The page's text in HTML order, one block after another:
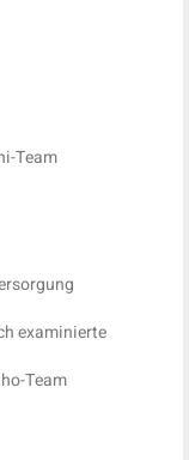
Team
examinierte
Team